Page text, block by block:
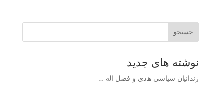
جستجو
نوشته های جدید
زندانیان سیاسی هادی و فضل اله …